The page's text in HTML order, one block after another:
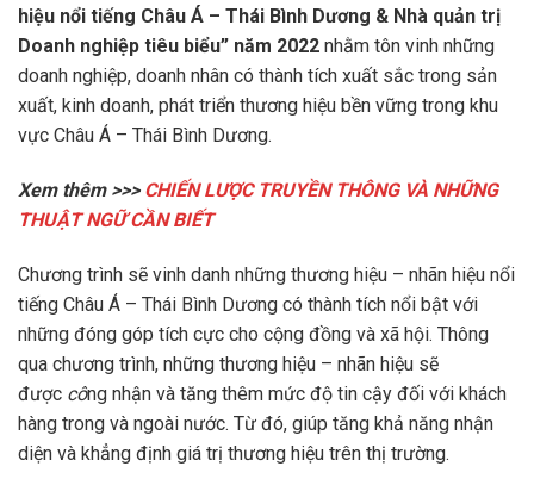
hiệu nổi tiếng Châu Á – Thái Bình Dương & Nhà quản trị
Doanh nghiệp tiêu biểu” năm 2022 nhằm tôn vinh những
doanh nghiệp, doanh nhân có thành tích xuất sắc trong sản
xuất, kinh doanh, phát triển thương hiệu bền vững trong khu
vực Châu Á – Thái Bình Dương.
Xem thêm >>> CHIẾN LƯỢC TRUYỀN THÔNG VÀ NHỮNG
THUẬT NGỮ CẦN BIẾT
Chương trình sẽ vinh danh những thương hiệu – nhãn hiệu nổi
tiếng Châu Á – Thái Bình Dương có thành tích nổi bật với
những đóng góp tích cực cho cộng đồng và xã hội. Thông
qua chương trình, những thương hiệu – nhãn hiệu sẽ
được công nhận và tăng thêm mức độ tin cậy đối với khách
hàng trong và ngoài nước. Từ đó, giúp tăng khả năng nhận
diện và khẳng định giá trị thương hiệu trên thị trường.